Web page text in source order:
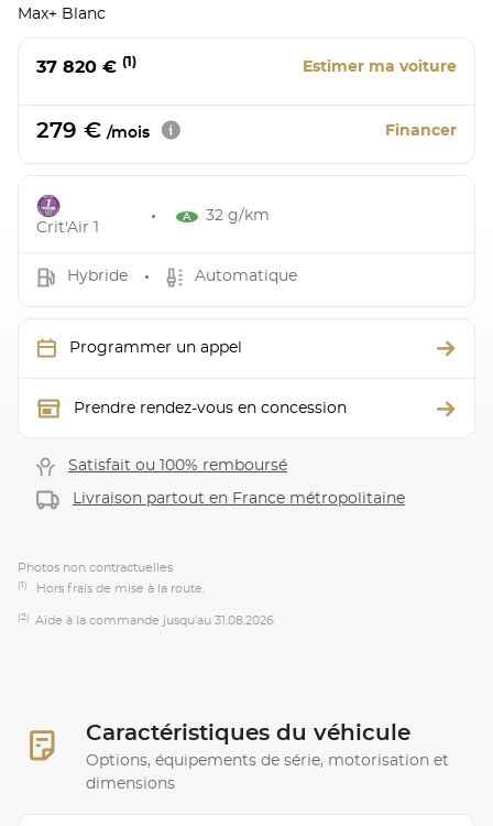
Max+ Blanc
37 820 € (1) Estimer ma voiture
279 € /mois Financer
Crit'Air 1
32 g/km
Hybride Automatique
Programmer un appel
Prendre rendez-vous en concession
Satisfait ou 100% remboursé
Livraison partout en France métropolitaine
Photos non contractuelles
(1) Hors frais de mise à la route.
(2) Aide à la commande jusqu'au 31.08.2026
Caractéristiques du véhicule
Options, équipements de série, motorisation et
dimensions